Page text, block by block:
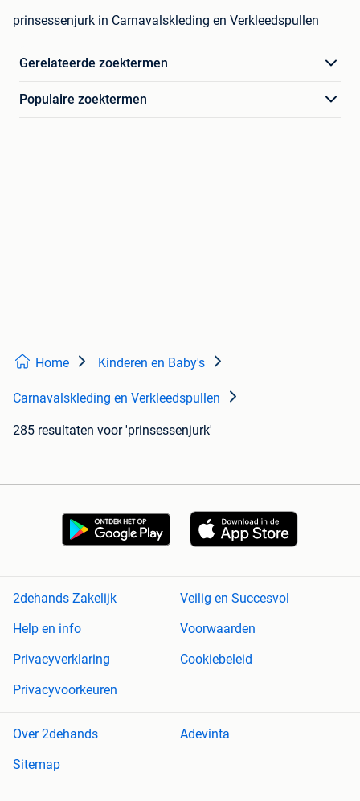
prinsessenjurk in Carnavalskleding en Verkleedspullen
Gerelateerde zoektermen
Populaire zoektermen
Home Kinderen en Baby's
Carnavalskleding en Verkleedspullen
285 resultaten voor 'prinsessenjurk'
2dehands Zakelijk
Veilig en Succesvol
Help en info
Voorwaarden
Privacyverklaring
Cookiebeleid
Privacyvoorkeuren
Over 2dehands
Adevinta
Sitemap